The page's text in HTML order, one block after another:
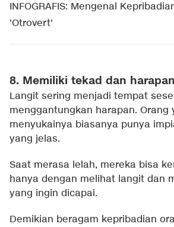
INFOGRAFIS: Mengenal
'Otrovert'
8. Memiliki tekad dan
Langit sering menjadi tempat
menggantungkan harapan. Orang
menyukainya biasanya punya
yang jelas.
Saat merasa lelah, mereka bisa
hanya dengan melihat langit dan
yang ingin dicapai.
Demikian beragam kepribadian